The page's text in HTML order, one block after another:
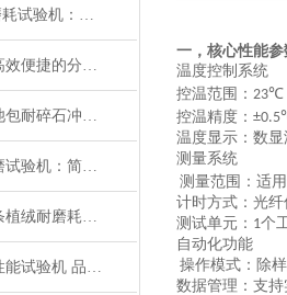
上海理涛DIN耐磨耗试验机：质量保证
上海理涛：打造高效便捷的分供气管与转换装置连接强度试验机
上海理涛动力电池包耐碎石冲击试验机：性能稳定
上海理涛织物耐磨试验机：简单高效，操作便捷
多工位汽车密封条植绒耐磨耗试验机 性能稳定 上海理涛
安全带倾斜锁止性能试验机 品质优良 上海理涛自动化科技有限公司
一， 核心性能参
温度控制系统
控温范围 ： 23℃
控温精度 ：
温度显示 ：数
测量系统
测量范围 ：适
计时方式 ：光
测试单元 ： 1个
自动化功能
操作模式 ：除
数据管理 ：支